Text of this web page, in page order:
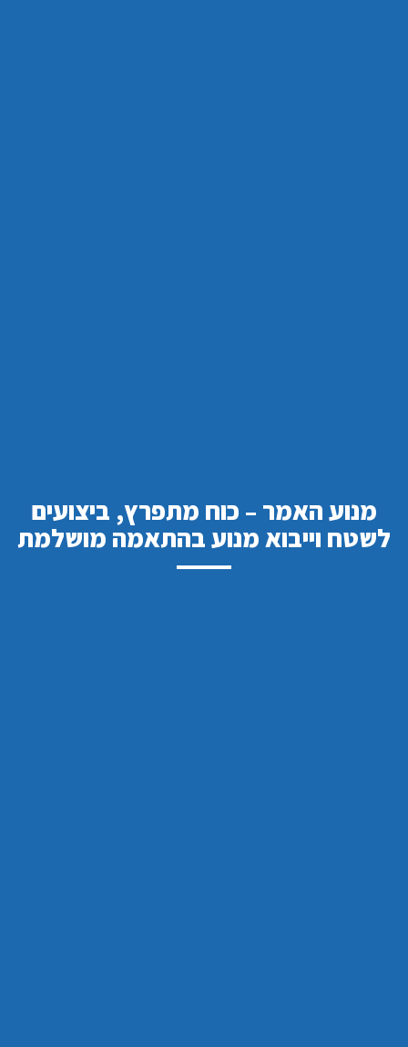
מנוע האמר – כוח מתפרץ, ביצועים
לשטח וייבוא מנוע בהתאמה מושלמת